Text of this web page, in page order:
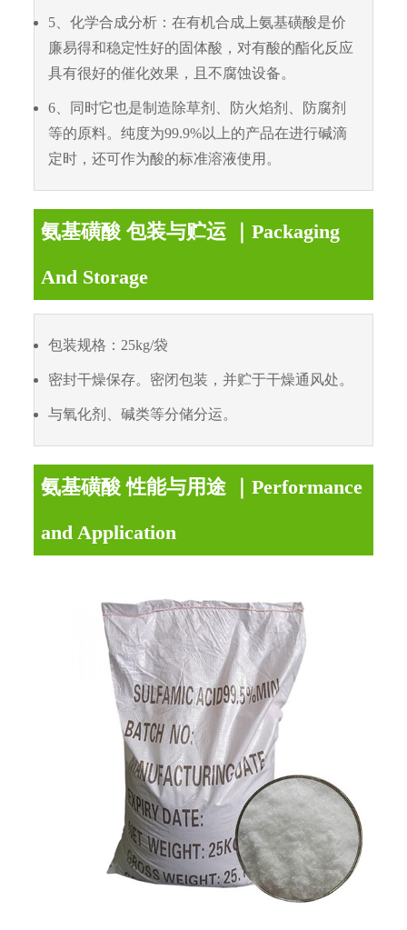
5、化学合成分析：在有机合成上氨基磺酸是价
廉易得和稳定性好的固体酸，对有酸的酯化反应
具有很好的催化效果，且不腐蚀设备。
6、同时它也是制造除草剂、防火焰剂、防腐剂
等的原料。纯度为99.9%以上的产品在进行碱滴
定时，还可作为酸的标准溶液使用。
氨基磺酸 包装与贮运 ｜Packaging
And Storage
包装规格：25kg/袋
密封干燥保存。密闭包装，并贮于干燥通风处。
与氧化剂、碱类等分储分运。
氨基磺酸 性能与用途 ｜Performance
and Application